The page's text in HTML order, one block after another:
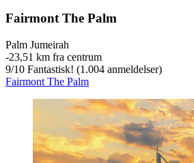
Fairmont The Palm
Palm Jumeirah
‐23,51 km fra centrum
9/10 Fantastisk! (1.004 anmeldelser)
Fairmont The Palm